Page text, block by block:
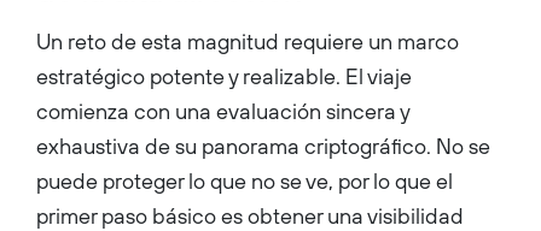
Un reto de esta magnitud requiere un marco
estratégico potente y realizable. El viaje
comienza con una evaluación sincera y
exhaustiva de su panorama criptográfico. No se
puede proteger lo que no se ve, por lo que el
primer paso básico es obtener una visibilidad